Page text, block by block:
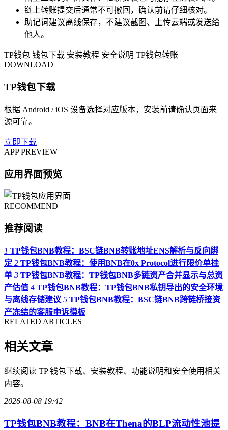
链上转账提交后通常不可撤回，确认前请仔细核对。
助记词建议离线保存，不建议截图、上传云端或发送给
他人。
TP钱包 钱包下载 安装教程 安全说明 TP钱包转账
DOWNLOAD
TP钱包下载
根据 Android / iOS 设备选择对应版本，安装前请确认页面来
源可靠。
立即下载
APP PREVIEW
应用界面预览
RECOMMEND
推荐阅读
1 TP钱包BNB教程：BSC链BNB转账地址ENS解析与反向绑
定 2 TP钱包BNB教程：使用BNB在0x Protocol进行限价单挂
单 3 TP钱包BNB教程：TP钱包BNB多链资产合并显示与总资
产估值 4 TP钱包BNB教程：TP钱包BNB私钥导出的安全环境
与离线存储建议 5 TP钱包BNB教程：BSC链BNB跨链桥接资
产冻结的客服申诉模板
RELATED ARTICLES
相关文章
继续阅读 TP 钱包下载、安装教程、功能说明和安全使用相关
内容。
2026-08-08 19:42
TP钱包BNB教程：BNB在Thena的BLP流动性池提